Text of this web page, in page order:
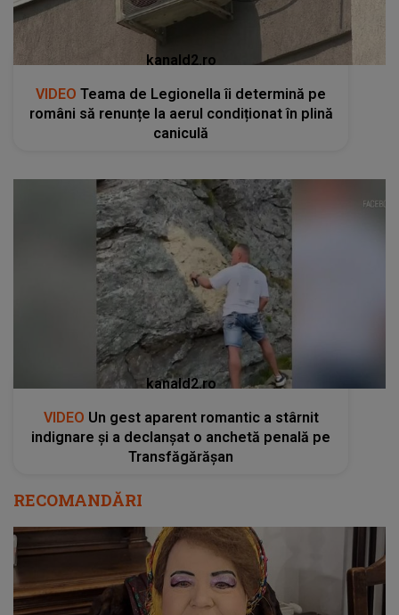
kanald2.ro
VIDEO Teama de Legionella îi determină pe
români să renunțe la aerul condiționat în plină
caniculă
kanald2.ro
VIDEO Un gest aparent romantic a stârnit
indignare și a declanșat o anchetă penală pe
Transfăgărășan
RECOMANDĂRI